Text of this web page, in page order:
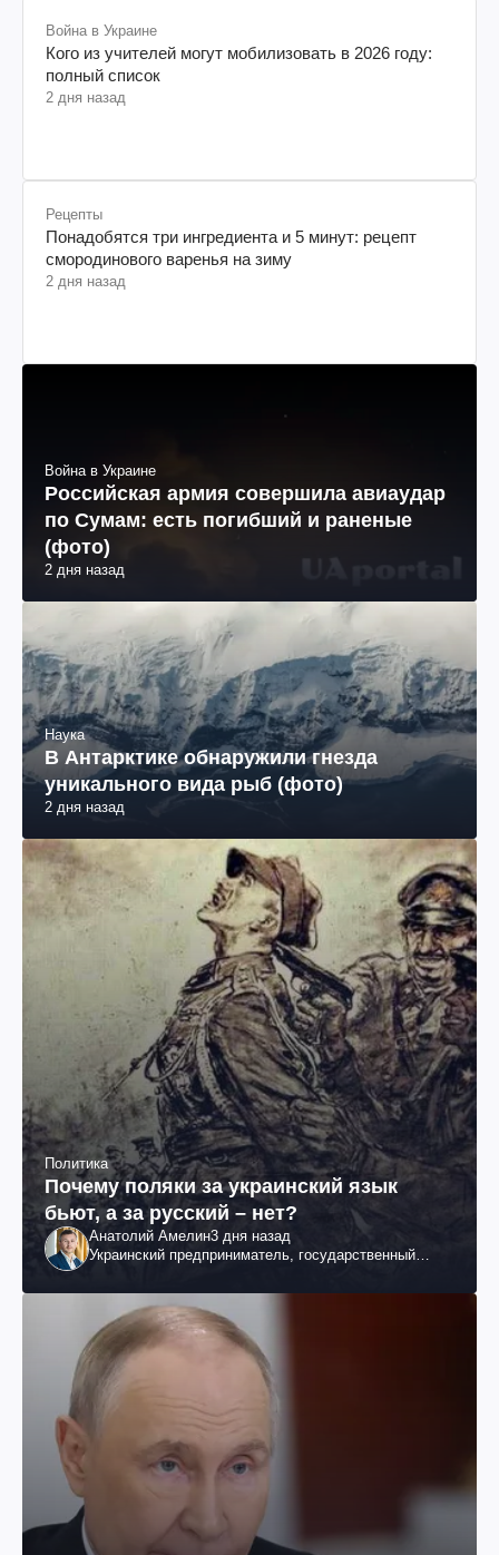
Война в Украине
Кого из учителей могут мобилизовать в 2026 году:
полный список
2 дня назад
Рецепты
Понадобятся три ингредиента и 5 минут: рецепт
смородинового варенья на зиму
2 дня назад
Война в Украине
Российская армия совершила авиаудар
по Сумам: есть погибший и раненые
(фото)
2 дня назад
Наука
В Антарктике обнаружили гнезда
уникального вида рыб (фото)
2 дня назад
Политика
Почему поляки за украинский язык
бьют, а за русский – нет?
Анатолий Амелин3 дня назад
Украинский предприниматель, государственный